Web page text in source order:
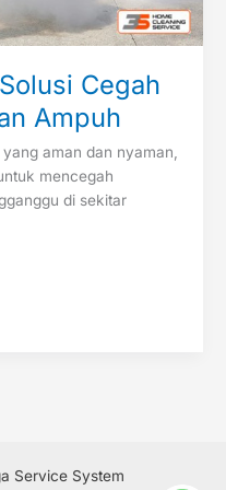
Cegah
Ampuh
aman dan nyaman,
mencegah
di sekitar
Service System